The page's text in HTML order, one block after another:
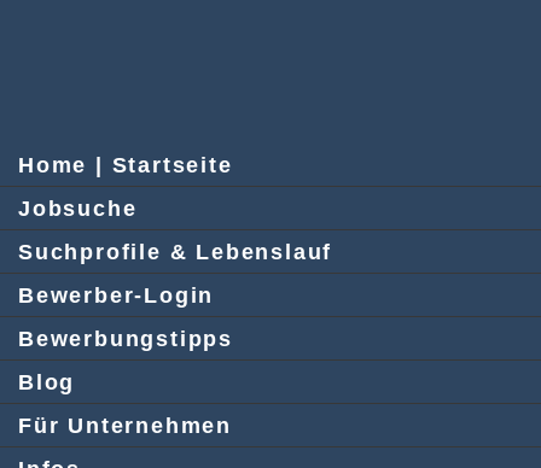
Home | Startseite
Jobsuche
Suchprofile & Lebenslauf
Bewerber-Login
Bewerbungstipps
Blog
Für Unternehmen